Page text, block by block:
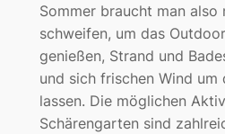
Sommer braucht man also
schweifen, um das
genießen, Strand und
und sich frischen Wind um
lassen. Die möglichen
Schärengarten sind